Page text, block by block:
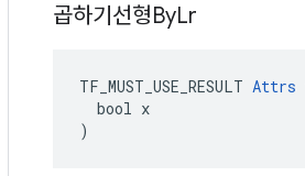
곱하기선형ByLr
TF_MUST_USE_RESULT Attrs
  bool x
)